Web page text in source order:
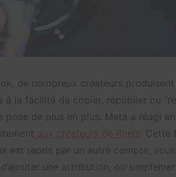
de nombreux créateurs
la facilité de copier, republier ou
de plus en plus. Meta a réagi
.
est repris par un autre compte,
une attribution, ou